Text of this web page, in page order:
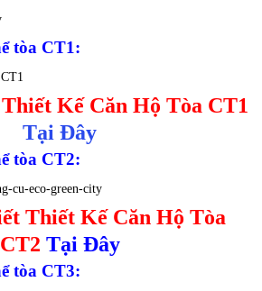
tòa CT1:
Kế Căn Hộ Tòa CT1
Tại Đây
tòa CT2:
Thiết Kế Căn Hộ Tòa
CT2 Tại Đây
tòa CT3: